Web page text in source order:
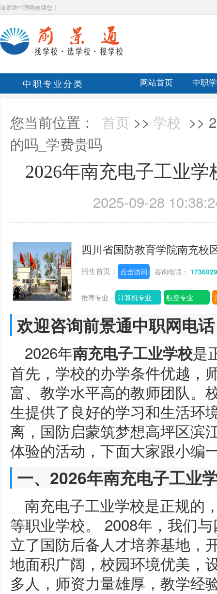
前景通中职网欢迎您！
中职专业分类 网站首页 中职
您当前位置： 首页 >> 学校 >>
的吗_学费贵吗
2026年南充电子工业
2025-09-28
四川省国防教育学院南充校
招生首页： 点击访问 咨询电话：
推荐专业： 计算机专业 航空专业
欢迎咨询前景通中职网电
2026年南充电子工业学校是
首先，学校的办学条件优越，
富、教学水平高的教师团队。
生提供了良好的学习和生活环
离，国防启蒙筑梦想高坪区滨
体验的活动，下面大家跟小编
一、2026年南充电子工业
南充电子工业学校是正规的
等职业学校。 2008年，我们
立了国防后备人才培养基地，
地面积广阔，校园环境优美，
多人，师资力量雄厚，教学经